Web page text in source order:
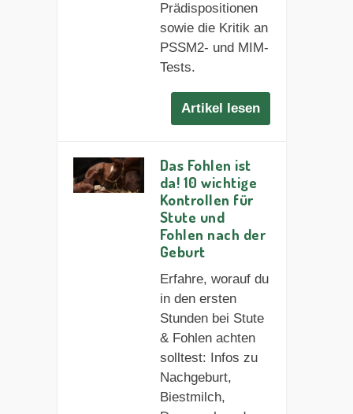
Prädispositionen
sowie die Kritik an
PSSM2- und MIM-
Tests.
Artikel lesen
Das Fohlen ist
da! 10 wichtige
Kontrollen für
Stute und
Fohlen nach der
Geburt
Erfahre, worauf du
in den ersten
Stunden bei Stute
& Fohlen achten
solltest: Infos zu
Nachgeburt,
Biestmilch,